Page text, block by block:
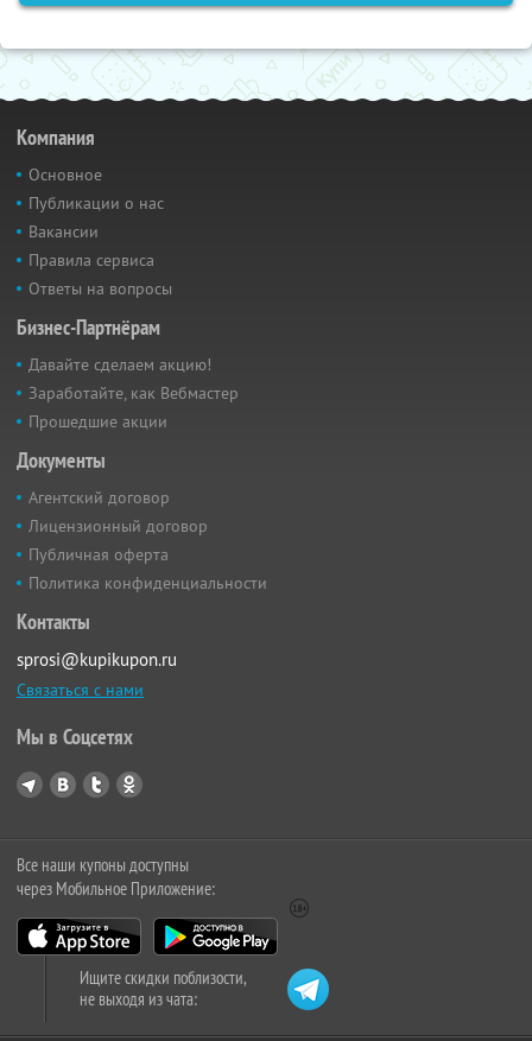
Компания
Основное
Публикации о нас
Вакансии
Правила сервиса
Ответы на вопросы
Бизнес-Партнёрам
Давайте сделаем акцию!
Заработайте, как Вебмастер
Прошедшие акции
Документы
Агентский договор
Лицензионный договор
Публичная оферта
Политика конфиденциальности
Контакты
sprosi@kupikupon.ru
Связаться с нами
Мы в Соцсетях
Все наши купоны доступны
через Мобильное Приложение:
Ищите скидки поблизости,
не выходя из чата: